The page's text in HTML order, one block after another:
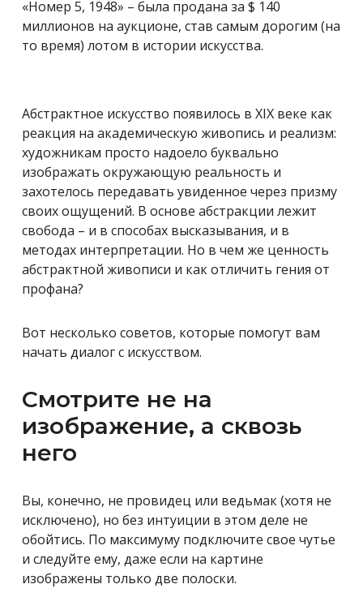
«Номер 5, 1948» – была продана за $ 140
миллионов на аукционе, став самым дорогим (на
то время) лотом в истории искусства.
Абстрактное искусство появилось в XIX веке как
реакция на академическую живопись и реализм:
художникам просто надоело буквально
изображать окружающую реальность и
захотелось передавать увиденное через призму
своих ощущений. В основе абстракции лежит
свобода – и в способах высказывания, и в
методах интерпретации. Но в чем же ценность
абстрактной живописи и как отличить гения от
профана?
Вот несколько советов, которые помогут вам
начать диалог с искусством.
Смотрите не на
изображение, а сквозь
него
Вы, конечно, не провидец или ведьмак (хотя не
исключено), но без интуиции в этом деле не
обойтись. По максимуму подключите свое чутье
и следуйте ему, даже если на картине
изображены только две полоски.